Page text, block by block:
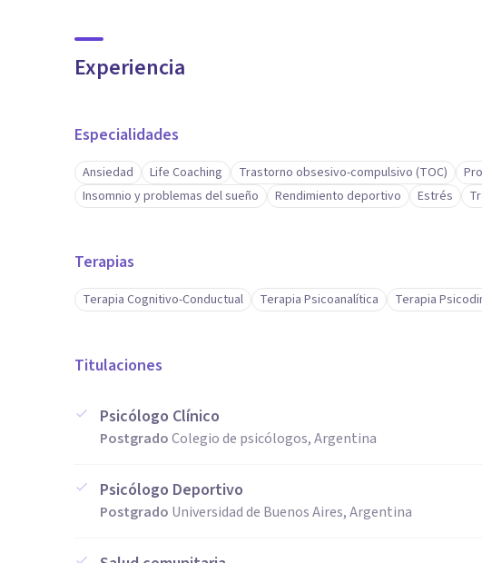
Experiencia
Especialidades
Ansiedad Life Coaching Trastorno obsesivo-compulsivo (TOC)
Insomnio y problemas del sueño
Rendimiento deportivo Estrés
Terapias
Terapia Cognitivo-Conductual Terapia Psicoanalítica Terapia
Titulaciones
Psicólogo Clínico
PostgradoColegio de psicólogos, Argentina
Psicólogo Deportivo
Postgrado Universidad de Buenos Aires, Argentina